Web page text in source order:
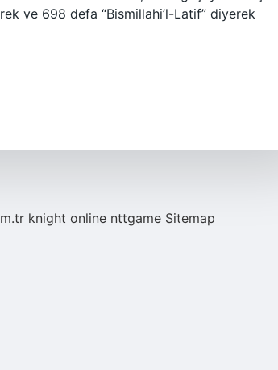
ve 698 defa “Bismillahi’l-Latif” diyerek
knight online nttgame Sitemap